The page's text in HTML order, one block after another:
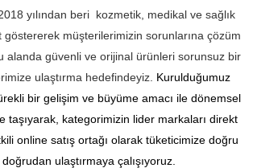
yılından beri kozmetik, medikal ve sağlık
göstererek müşterilerimizin sorunlarına çözüm
alanda güvenli ve orijinal ürünleri sorunsuz bir
ulaştırma hedefindeyiz. Kurulduğumuz
bir gelişim ve büyüme amacı ile dönemsel
taşıyarak, kategorimizin lider markaları direkt
online satış ortağı olarak tüketicimize doğru
ulaştırmaya çalışıyoruz.